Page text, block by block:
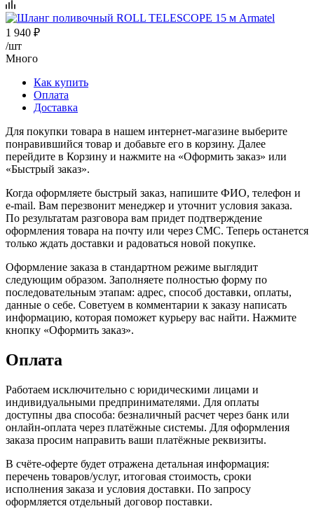
1 940 ₽
/шт
Много
Как купить
Оплата
Доставка
Для покупки товара в нашем интернет-магазине выберите
понравившийся товар и добавьте его в корзину. Далее
перейдите в Корзину и нажмите на «Оформить заказ» или
«Быстрый заказ».
Когда оформляете быстрый заказ, напишите ФИО, телефон и
e-mail. Вам перезвонит менеджер и уточнит условия заказа.
По результатам разговора вам придет подтверждение
оформления товара на почту или через СМС. Теперь останется
только ждать доставки и радоваться новой покупке.
Оформление заказа в стандартном режиме выглядит
следующим образом. Заполняете полностью форму по
последовательным этапам: адрес, способ доставки, оплаты,
данные о себе. Советуем в комментарии к заказу написать
информацию, которая поможет курьеру вас найти. Нажмите
кнопку «Оформить заказ».
Оплата
Работаем исключительно с юридическими лицами и
индивидуальными предпринимателями. Для оплаты
доступны два способа: безналичный расчет через банк или
онлайн-оплата через платёжные системы. Для оформления
заказа просим направить ваши платёжные реквизиты.
В счёте-оферте будет отражена детальная информация:
перечень товаров/услуг, итоговая стоимость, сроки
исполнения заказа и условия доставки. По запросу
оформляется отдельный договор поставки.